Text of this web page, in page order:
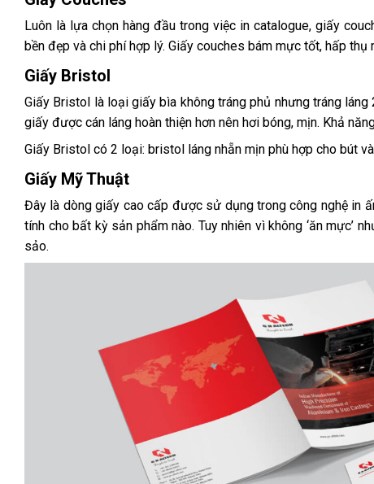
Luôn là lựa chọn hàng đầu trong việc in catalogue, giấy
bền đẹp và chi phí hợp lý. Giấy couches bám mực tốt, hấp
Giấy Bristol
Giấy Bristol là loại giấy bìa không tráng phủ nhưng tráng
giấy được cán láng hoàn thiện hơn nên hơi bóng, mịn. Khả
Giấy Bristol có 2 loại: bristol láng nhẵn mịn phù hợp cho bút
Giấy Mỹ Thuật
Đây là dòng giấy cao cấp được sử dụng trong công nghệ in
tính cho bất kỳ sản phẩm nào. Tuy nhiên vì không ‘ăn mực’
sảo.